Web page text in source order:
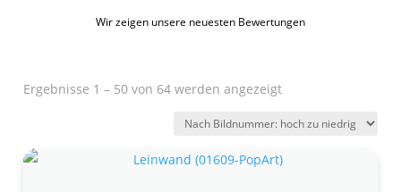
Wir zeigen unsere neuesten Bewertungen
Ergebnisse 1 – 50 von 64 werden angezeigt